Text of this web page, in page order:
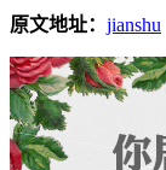
原文地址： jianshu